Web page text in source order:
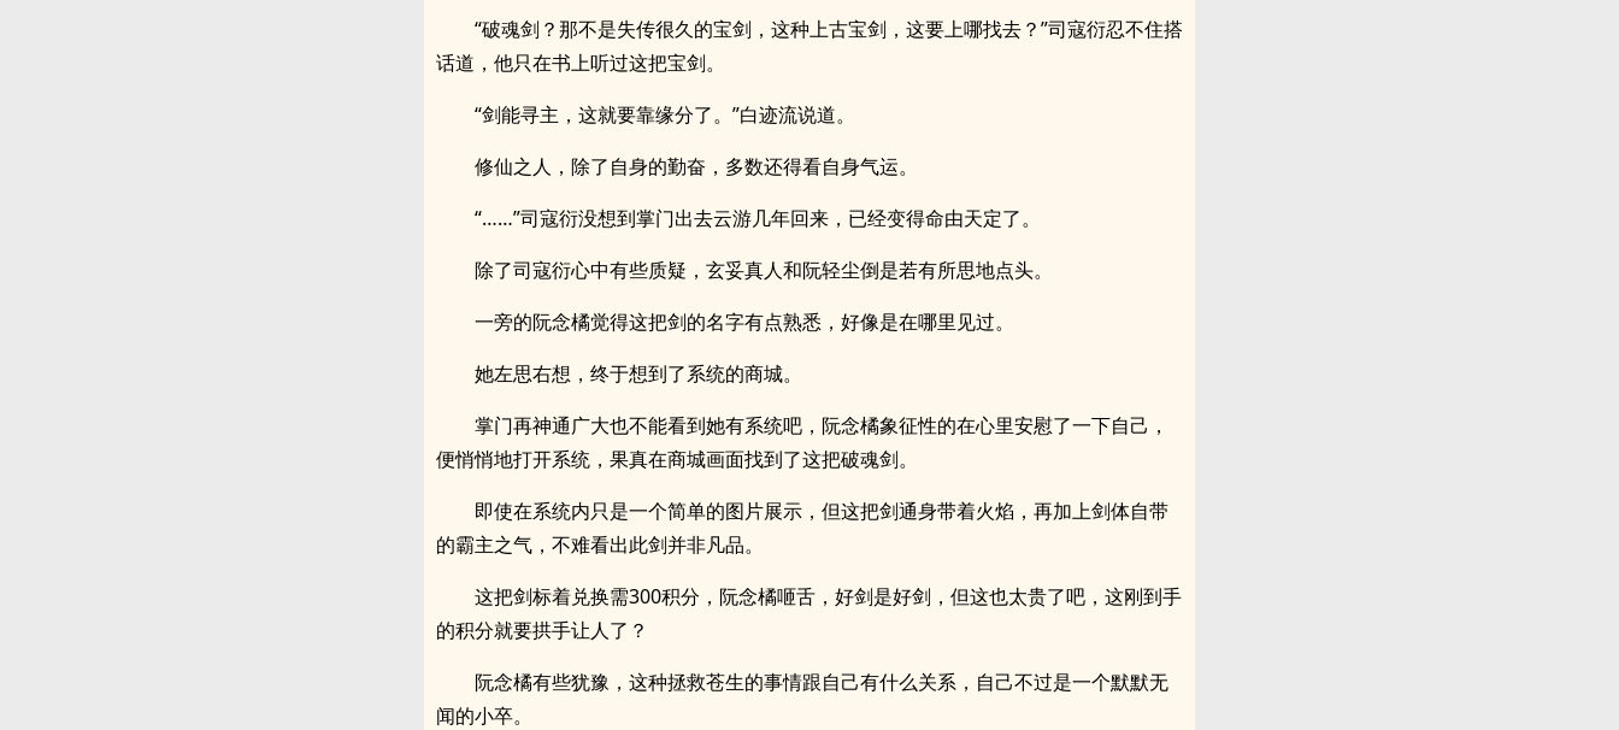
“破魂剑？那不是失传很久的宝剑，这种上古宝剑，这要上哪找去？”司寇衍忍不住搭
话道，他只在书上听过这把宝剑。
“剑能寻主，这就要靠缘分了。”白迹流说道。
修仙之人，除了自身的勤奋，多数还得看自身气运。
“……”司寇衍没想到掌门出去云游几年回来，已经变得命由天定了。
除了司寇衍心中有些质疑，玄妥真人和阮轻尘倒是若有所思地点头。
一旁的阮念橘觉得这把剑的名字有点熟悉，好像是在哪里见过。
她左思右想，终于想到了系统的商城。
掌门再神通广大也不能看到她有系统吧，阮念橘象征性的在心里安慰了一下自己，
便悄悄地打开系统，果真在商城画面找到了这把破魂剑。
即使在系统内只是一个简单的图片展示，但这把剑通身带着火焰，再加上剑体自带
的霸主之气，不难看出此剑并非凡品。
这把剑标着兑换需300积分，阮念橘咂舌，好剑是好剑，但这也太贵了吧，这刚到手
的积分就要拱手让人了？
阮念橘有些犹豫，这种拯救苍生的事情跟自己有什么关系，自己不过是一个默默无
闻的小卒。